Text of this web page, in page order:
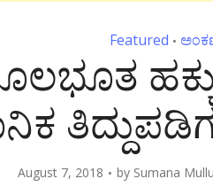
Featured •
August 7, 2018 by Sumana